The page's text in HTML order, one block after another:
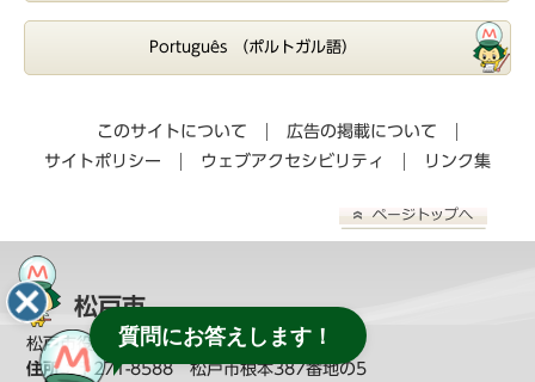
Português （ポルトガル語）
このサイトについて
広告の掲載について
サイトポリシー
ウェブアクセシビリティ リンク集
松戸市
松戸市役所（教育委員会へのお問い合わせ
住所：〒271-8588 松戸市根本387番地の5
質問にお答えします！